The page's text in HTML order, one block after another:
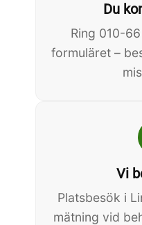
Du
Ring 010-
formuläret –
Vi
Platsbesök i
mätning vid